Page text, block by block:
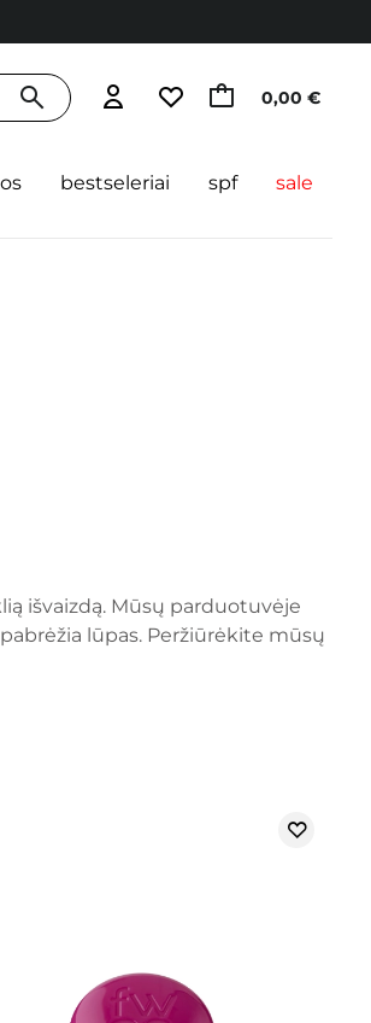
0,00 €
bestseleriai spf sale
išvaizdą. Mūsų parduotuvėje
lūpas. Peržiūrėkite mūsų